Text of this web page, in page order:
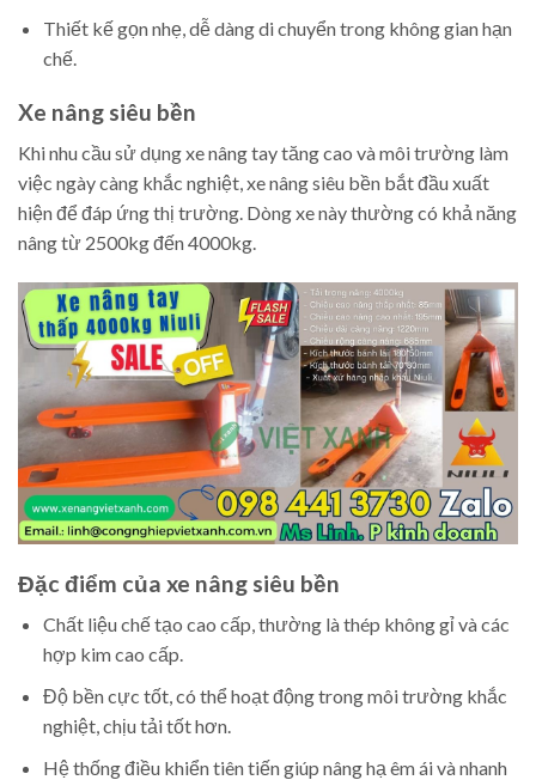
Thiết kế gọn nhẹ, dễ dàng di chuyển trong không gian hạn
chế.
Xe nâng siêu bền
Khi nhu cầu sử dụng xe nâng tay tăng cao và môi trường làm
việc ngày càng khắc nghiệt, xe nâng siêu bền bắt đầu xuất
hiện để đáp ứng thị trường. Dòng xe này thường có khả năng
nâng từ 2500kg đến 4000kg.
Đặc điểm của xe nâng siêu bền
Chất liệu chế tạo cao cấp, thường là thép không gỉ và các
hợp kim cao cấp.
Độ bền cực tốt, có thể hoạt động trong môi trường khắc
nghiệt, chịu tải tốt hơn.
Hệ thống điều khiển tiên tiến giúp nâng hạ êm ái và nhanh